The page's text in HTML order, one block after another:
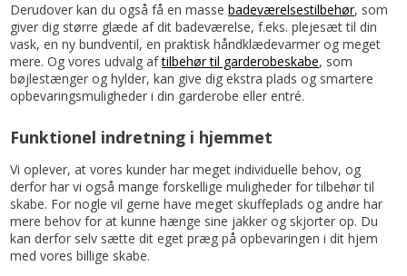
Derudover kan du også få en massebadeværelsestilbehør, som
giver dig større glæde af dit badeværelse, f.eks. plejesæt til din
vask, en ny bundventil, en praktisk håndklædevarmer og meget
mere. Og vores udvalg aftilbehør til garderobeskabe, som
bøjlestænger og hylder, kan give dig ekstra plads og smartere
opbevaringsmuligheder i din garderobe eller entré.
Funktionel indretning i hjemmet
Vi oplever, at vores kunder har meget individuelle behov, og
derfor har vi også mange forskellige muligheder for tilbehør til
skabe. For nogle vil gerne have meget skuffeplads og andre har
mere behov for at kunne hænge sine jakker og skjorter op. Du
kan derfor selv sætte dit eget præg på opbevaringen i dit hjem
med vores billige skabe.